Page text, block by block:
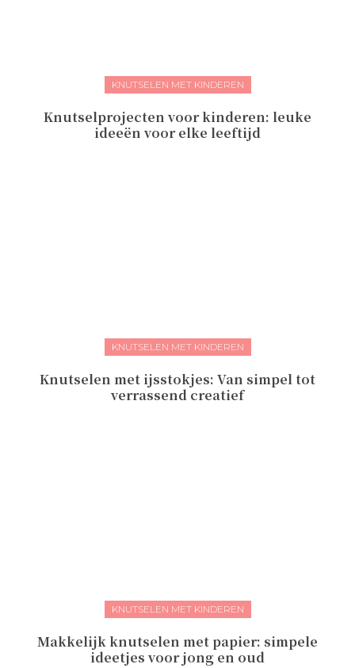
KNUTSELEN MET KINDEREN
Knutselprojecten voor kinderen: leuke
ideeën voor elke leeftijd
KNUTSELEN MET KINDEREN
Knutselen met ijsstokjes: Van simpel tot
verrassend creatief
KNUTSELEN MET KINDEREN
Makkelijk knutselen met papier: simpele
ideetjes voor jong en oud